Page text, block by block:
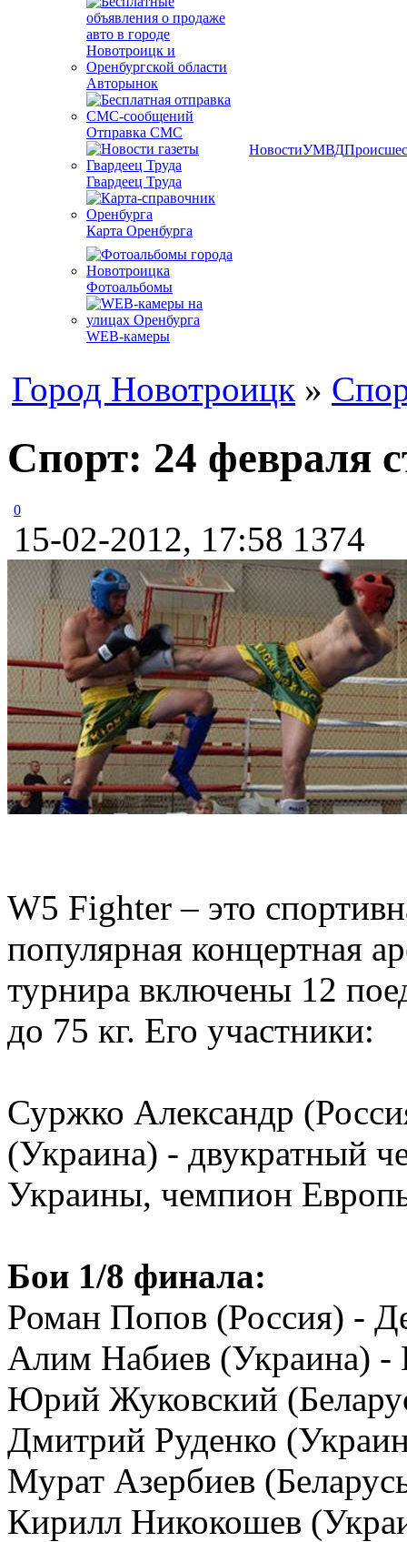
Авторынок
Отправка СМС
Гвардеец Труда
Карта Оренбурга
Фотоальбомы
WEB-камеры
НовостиУМВД
Город Новотроицк »
Спорт: 24 февраля
0
15-02-2012, 17:58 1374
W5 Fighter – это
популярная концертная
турнира включены 12
до 75 кг. Его участники:
Суржко Александр
(Украина) - двукратный
Украины, чемпион
Бои 1/8 финала:
Роман Попов (Россия) -
Алим Набиев (Украина) -
Юрий Жуковский
Дмитрий Руденко
Мурат Азербиев
Кирилл Никокошев